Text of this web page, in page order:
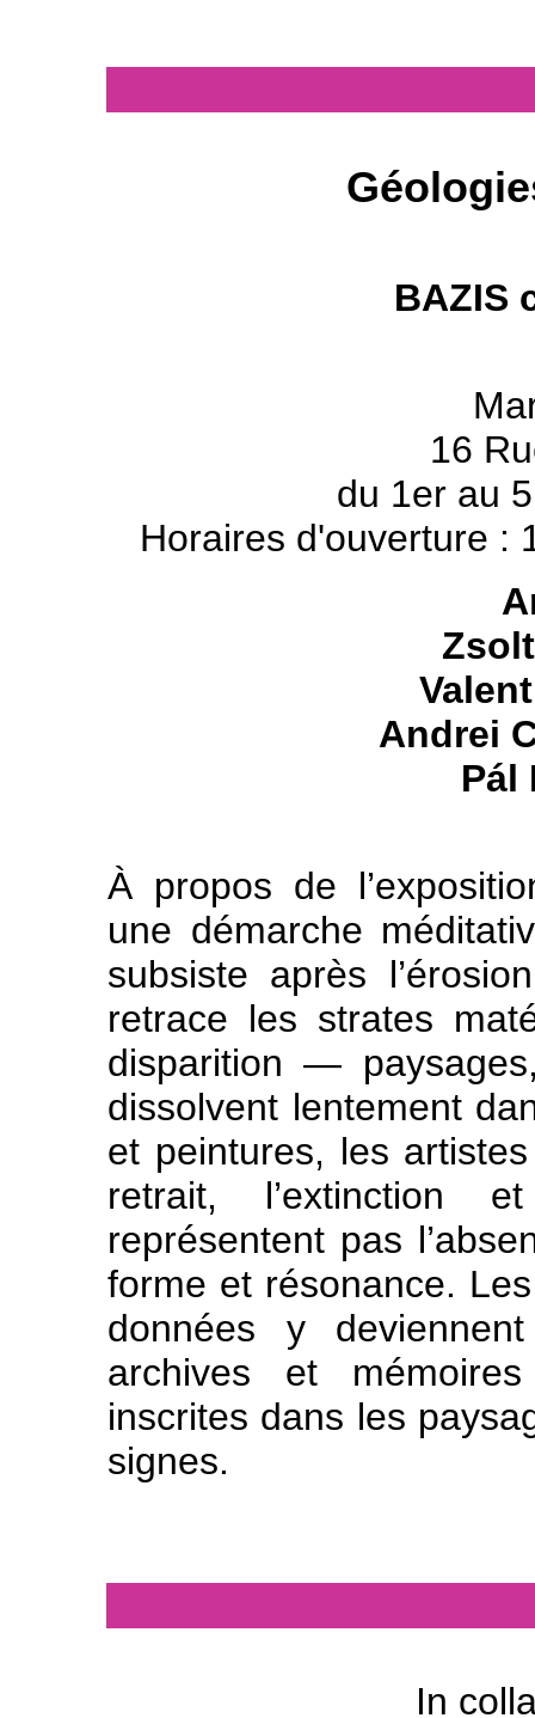
BAZIS
16
du 1er au
Horaires d'ouverture :
Andrei
Pál
À propos de
une démarche
subsiste après
retrace les strates
disparition —
dissolvent lentement
et peintures, les
retrait, l’extinction
représentent pas
forme et résonance.
données y
archives et
inscrites dans les
signes.
In